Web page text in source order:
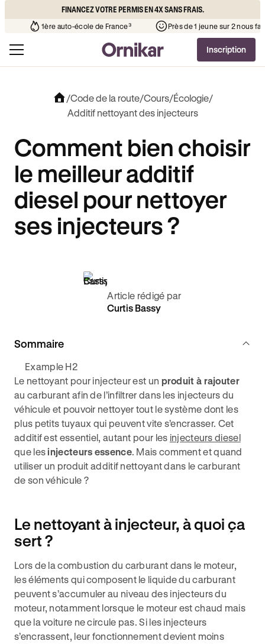
FINANCEZ VOTRE PERMIS EN 4X SANS FRAIS.
école de votre quartier¹ 1ère auto-école de France³
Inscription
/Code de la route/Cours/Écologie/
Additif nettoyant des injecteurs
Comment bien choisir
le meilleur additif
diesel pour nettoyer
ses injecteurs ?
Article rédigé par
Curtis Bassy
Sommaire
Example H2
Le nettoyant pour injecteur est un produit à rajouter
au carburant afin de l’infiltrer dans les injecteurs du
véhicule et pouvoir nettoyer tout le système dont les
plus petits tuyaux qui peuvent vite s’encrasser. Cet
additif est essentiel, autant pour les injecteurs diesel
que lesinjecteurs essence. Mais comment et quand
utiliser un produit additif nettoyant dans le carburant
de son véhicule ?
Le nettoyant à injecteur, à quoi ça
sert ?
Lors de la combustion du carburant dans le moteur,
les éléments qui composent le liquide du carburant
peuvent s’accumuler au niveau des injecteurs du
moteur, notamment lorsque le moteur est chaud mais
que la voiture ne circule pas. Si les injecteurs
s’encrassent, leur fonctionnement devient moins